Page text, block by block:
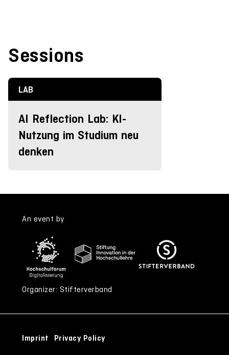
Sessions
LAB
AI Reflection Lab: KI-
Nutzung im Studium neu
denken
An event by
Organizer: Stifterverband
Imprint Privacy Policy